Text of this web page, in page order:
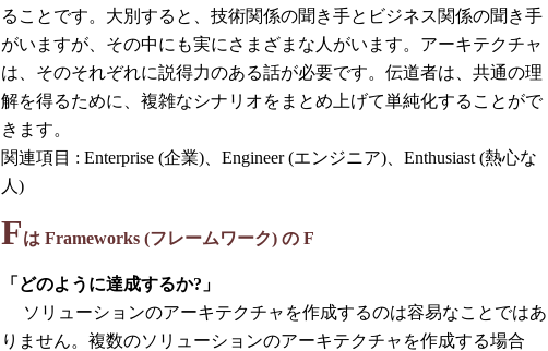
ることです。大別すると、技術関係の聞き手とビジネス関係の聞き手
がいますが、その中にも実にさまざまな人がいます。アーキテクチャ
は、そのそれぞれに説得力のある話が必要です。伝道者は、共通の理
解を得るために、複雑なシナリオをまとめ上げて単純化することがで
きます。
関連項目 : Enterprise (企業)、Engineer (エンジニア)、Enthusiast (熱心な
人)
Fは Frameworks (フレームワーク) の F
「どのように達成するか?」
ソリューションのアーキテクチャを作成するのは容易なことではあ
りません。複数のソリューションのアーキテクチャを作成する場合